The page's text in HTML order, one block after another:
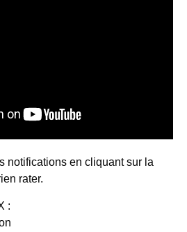
notifications en cliquant sur la
rater.
: